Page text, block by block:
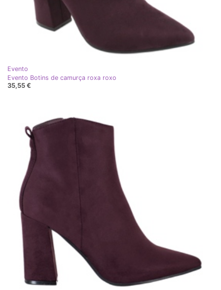
Evento
Evento Botins de camurça roxa roxo
35,55 €